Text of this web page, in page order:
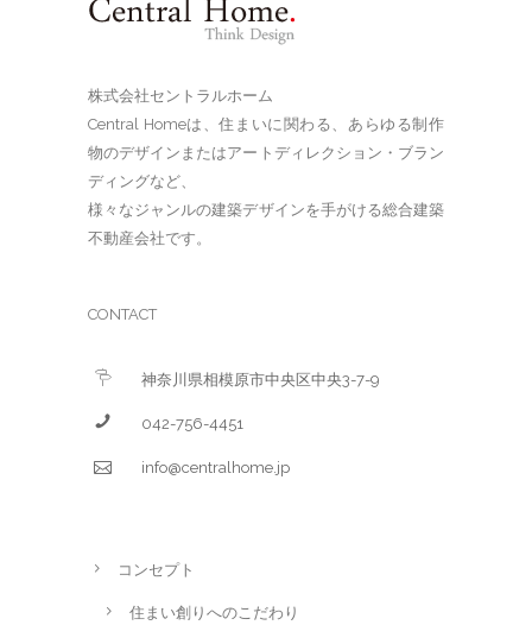
株式会社セントラルホーム
Central Homeは、住まいに関わる、あらゆる制作
物のデザインまたはアートディレクション・ブラン
ディングなど、
様々なジャンルの建築デザインを手がける総合建築
不動産会社です。
CONTACT
神奈川県相模原市中央区中央3-7-9
042-756-4451
info@centralhome.jp
コンセプト
住まい創りへのこだわり